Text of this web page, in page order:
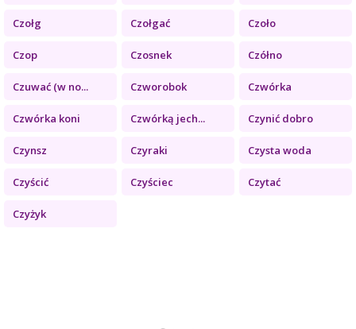
Czołg Czołgać Czoło
Czop Czosnek Czółno
Czuwać (w no... Czworobok Czwórka
Czwórka koni Czwórką jech... Czynić dobro
Czynsz Czyraki Czysta woda
Czyścić Czyściec Czytać
Czyżyk